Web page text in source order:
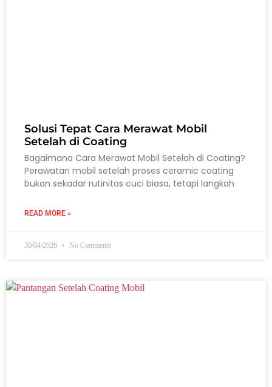
Solusi Tepat Cara Merawat Mobil
Setelah di Coating
Bagaimana Cara Merawat Mobil Setelah di Coating?
Perawatan mobil setelah proses ceramic coating
bukan sekadar rutinitas cuci biasa, tetapi langkah
READ MORE »
30/04/2026 No Comments